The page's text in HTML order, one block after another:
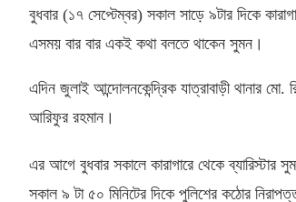
বুধবার (১৭ সেপ্টেম্বর) সকাল সাড়ে ৯টার দিকে
এসময় বার বার একই কথা বলতে থাকেন সুমন।
এদিন জুলাই আন্দোলনকেন্দ্রিক যাত্রাবাড়ী থানার মো.
আরিফুর রহমান।
এর আগে বুধবার সকালে কারাগারে থেকে
সকাল ৯ টা ৫০ মিনিটের দিকে পুলিশের কঠোর